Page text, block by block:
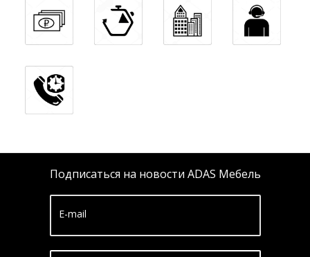
Подписаться на новости ADAS Мебель
E-mail